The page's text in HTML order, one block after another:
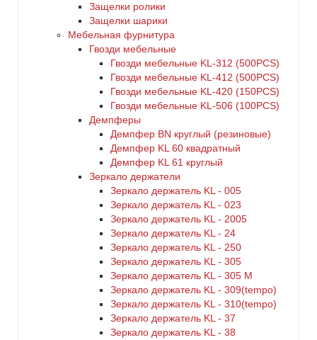
Защелки ролики
Защелки шарики
Мебельная фурнитура
Гвозди мебельные
Гвозди мебельные KL-312 (500PCS)
Гвозди мебельные KL-412 (500PCS)
Гвозди мебельные KL-420 (150PCS)
Гвозди мебельные KL-506 (100PCS)
Демпферы
Демпфер BN круглый (резиновые)
Демпфер KL 60 квадратный
Демпфер KL 61 круглый
Зеркало держатели
Зеркало держатель KL - 005
Зеркало держатель KL - 023
Зеркало держатель KL - 2005
Зеркало держатель KL - 24
Зеркало держатель KL - 250
Зеркало держатель KL - 305
Зеркало держатель KL - 305 M
Зеркало держатель KL - 309(tempo)
Зеркало держатель KL - 310(tempo)
Зеркало держатель KL - 37
Зеркало держатель KL - 38